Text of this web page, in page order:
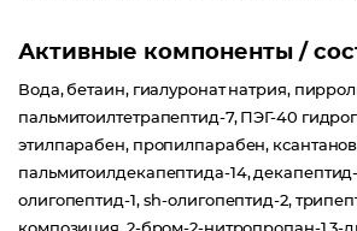
Активные компоненты /
Вода, бетаин, гиалуронат натрия,
пальмитоилтетрапептид-7, ПЭГ-40
этилпарабен, пропилпарабен,
пальмитоилдекапептида-14,
олигопептид-1, sh-олигопептид-2,